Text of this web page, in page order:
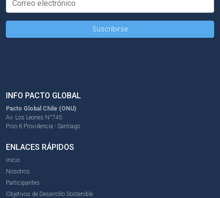
INFO PACTO GLOBAL
Pacto Global Chile (ONU)
Av. Los Leones N°745
Piso 6 Providencia - Santiago
ENLACES RÁPIDOS
Inicio
Nosotros
Participantes
Objetivos de Desarrollo Sostenible